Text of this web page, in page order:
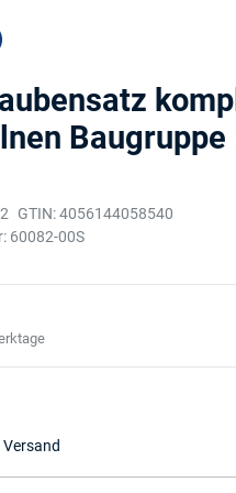
Baugruppe
GTIN:4056144058540
60082-00S
Versand